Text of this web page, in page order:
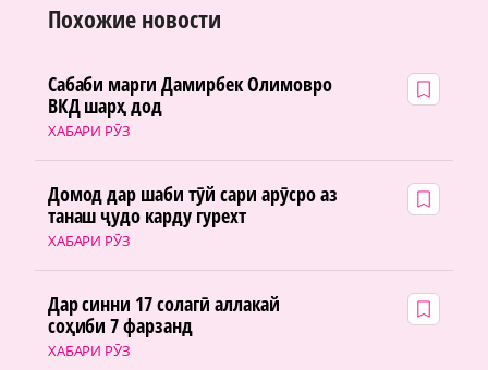
Похожие новости
ХАБАРИ РӮЗ
Сабаби марги Дамирбек Олимовро
ВКД шарҳ дод
ХАБАРИ РӮЗ
Домод дар шаби тӯй сари арӯсро аз
танаш ҷудо карду гурехт
ХАБАРИ РӮЗ
Дар синни 17 солагӣ аллакай
соҳиби 7 фарзанд